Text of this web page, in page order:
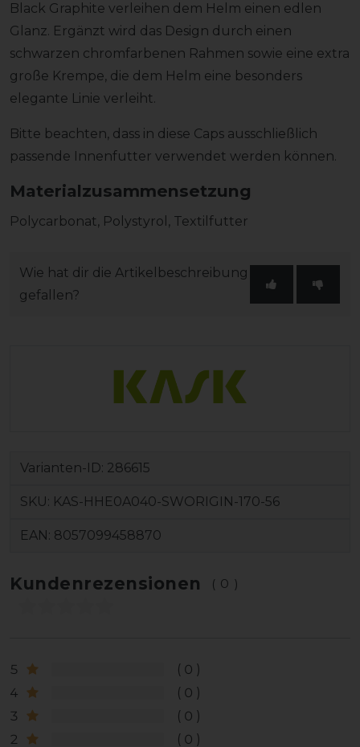
Black Graphite verleihen dem Helm einen edlen
Glanz. Ergänzt wird das Design durch einen
schwarzen chromfarbenen Rahmen sowie eine extra
große Krempe, die dem Helm eine besonders
elegante Linie verleiht.
Bitte beachten, dass in diese Caps ausschließlich
passende Innenfutter verwendet werden können.
Materialzusammensetzung
Polycarbonat, Polystyrol, Textilfutter
Wie hat dir die Artikelbeschreibung
gefallen?
Varianten-ID: 286615
SKU: KAS-HHE0A040-SWORIGIN-170-56
EAN: 8057099458870
Kundenrezensionen (0)
5
0
4
0
3
0
2
0